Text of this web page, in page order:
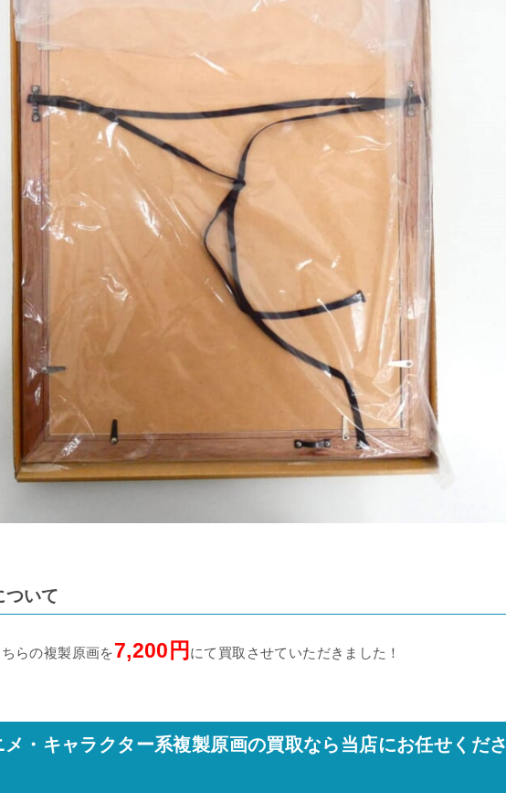
ついて
らの複製原画を7,200円 にて買取させていただきました！
・キャラクター系複製原画の買取なら当店にお任せくださ